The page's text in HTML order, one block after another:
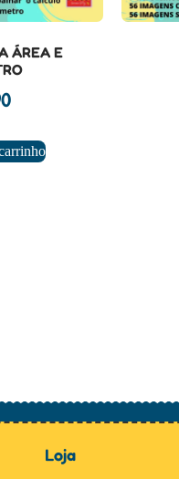
ÁREA E
Loja